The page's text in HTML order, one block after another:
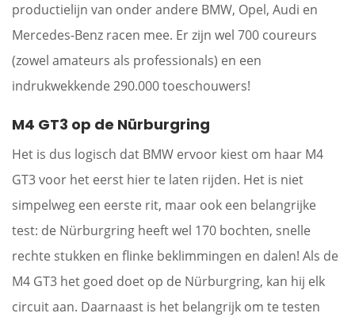
productielijn van onder andere BMW, Opel, Audi en
Mercedes-Benz racen mee. Er zijn wel 700 coureurs
(zowel amateurs als professionals) en een
indrukwekkende 290.000 toeschouwers!
M4 GT3 op de Nürburgring
Het is dus logisch dat BMW ervoor kiest om haar M4
GT3 voor het eerst hier te laten rijden. Het is niet
simpelweg een eerste rit, maar ook een belangrijke
test: de Nürburgring heeft wel 170 bochten, snelle
rechte stukken en flinke beklimmingen en dalen! Als de
M4 GT3 het goed doet op de Nürburgring, kan hij elk
circuit aan. Daarnaast is het belangrijk om te testen